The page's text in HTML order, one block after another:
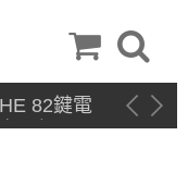
82鍵電
品網頁驅